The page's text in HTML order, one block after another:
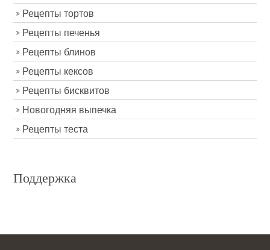
Рецепты тортов
Рецепты печенья
Рецепты блинов
Рецепты кексов
Рецепты бисквитов
Новогодняя выпечка
Рецепты теста
Поддержка